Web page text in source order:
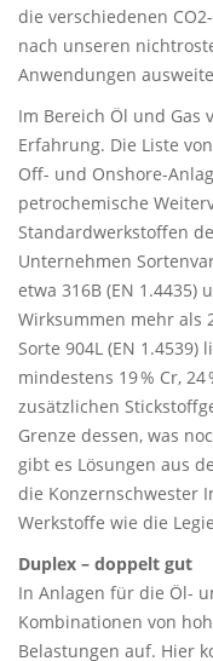
die verschiedenen
nach unseren
Anwendungen
Im Bereich Öl und
Erfahrung. Die Liste
Off- und Onshore-
petrochemische
Standardwerkstoffen
Unternehmen
etwa 316B (EN 1.4435)
Wirksummen mehr als
Sorte 904L (EN
mindestens 19 % Cr,
zusätzlichen
Grenze dessen, was
gibt es Lösungen aus
die Konzernschwester
Werkstoffe wie die
Duplex – doppelt gut
In Anlagen für die Öl-
Kombinationen von
Belastungen auf. Hier